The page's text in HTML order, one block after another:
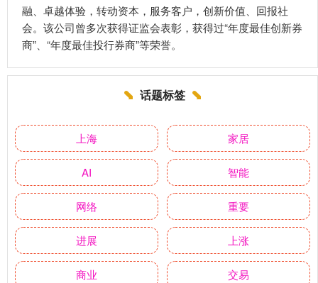
融、卓越体验，转动资本，服务客户，创新价值、回报社
会。该公司曾多次获得证监会表彰，获得过“年度最佳创新券
商”、“年度最佳投行券商”等荣誉。
话题标签
上海 家居
AI 智能
网络 重要
进展 上涨
商业 交易